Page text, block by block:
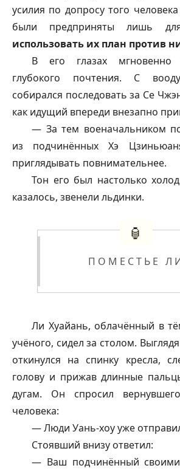
усилия по допросу того
были предприняты лишь
использовать их план против
В его глазах мгновенно
глубокого почтения. С
собирался последовать за Се
как идущий впереди внезапно
— За тем военачальником
из подчинённых Хэ
приглядывать повнимательнее.
Тон его был настолько
казалось, звенели льдинки.
ПОМЕСТЬЕ
Ли Хуайань, облачённый в
учёного, сидел за столом.
откинулся на спинку кресла,
голову и прижав длинные
дугам. Он спросил
человека:
— Люди Уань-хоу уже
Стоявший внизу ответил:
— Ваш подчинённый своими